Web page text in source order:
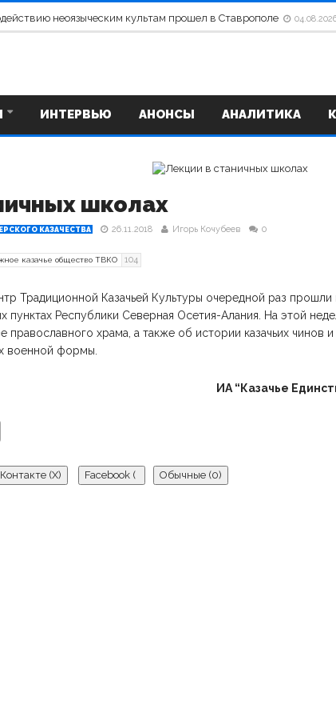
неоязыческим культам прошел в Ставрополе
ИНТЕРВЬЮ АНОНСЫ АНАЛИТИКА
школах
КАЗАЧЕСТВА 26.11.2018 Игорь Кочубеев 0
казачье общество ТВКО 104
Традиционной Казачьей Культуры очередной раз прошли
пунктах Республики Северная Осетия-Алания. На этой
православного храма, а также об истории казачьих чинов и
военной формы.
ИА “Казачье
(X) Facebook ( )
Обычные (0)